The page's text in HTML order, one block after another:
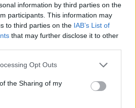
information by third parties on the
participants. This information may
to third parties on the IAB’s List of
that may further disclose it to other
app uses one or more Google
or usage behaviour. You may click to
Google and its third-party tags to
specified purposes in below Google
Opt Outs
the Sharing of my